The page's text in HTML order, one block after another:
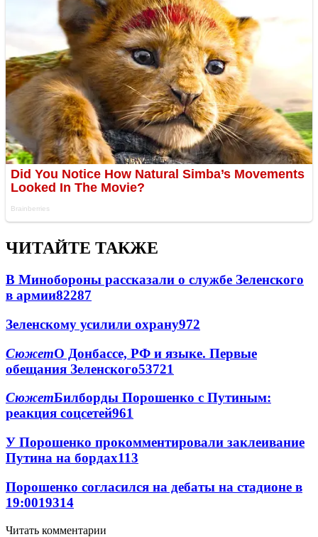
ЧИТАЙТЕ ТАКЖЕ
В Минобороны рассказали о службе Зеленского
в армии82287
Зеленскому усилили охрану972
СюжетО Донбассе, РФ и языке. Первые
обещания Зеленского53721
СюжетБилборды Порошенко с Путиным:
реакция соцсетей961
У Порошенко прокомментировали заклеивание
Путина на бордах113
Порошенко согласился на дебаты на стадионе в
19:0019314
Читать комментарии